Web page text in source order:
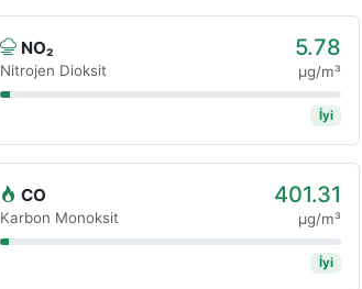
NO₂
Nitrojen Dioksit
5.78
μg/m³
İyi
CO
Karbon Monoksit
401.31
μg/m³
İyi